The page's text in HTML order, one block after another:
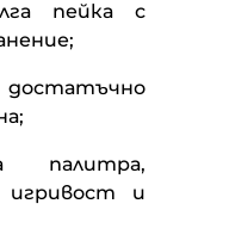
пейка с
палитра,
игривост и